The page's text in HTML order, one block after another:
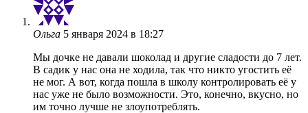
Ольга 5 января 2024 в 18:27
Мы дочке не давали шоколад и другие сладости до 7 лет.
В садик у нас она не ходила, так что никто угостить её
не мог. А вот, когда пошла в школу контролировать её у
нас уже не было возможности. Это, конечно, вкусно, но
им точно лучше не злоупотреблять.